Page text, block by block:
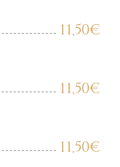
11,50€
11,50€
11,50€